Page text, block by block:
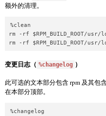
额外的清理。
%clean
rm -rf $RPM_BUILD_ROOT/
rm -rf $RPM_BUILD_ROOT/
变更日志（ %changelog ）
此可选的文本部分包含 rpm 及其包
在本部分顶部。
%changelog